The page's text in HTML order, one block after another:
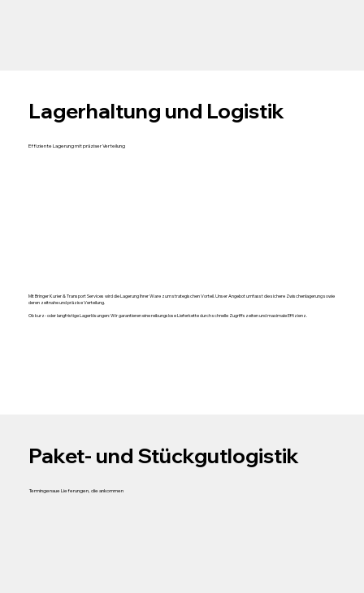
Lagerhaltung und Logistik
Effiziente Lagerung mit präziser Verteilung
Mit Bringer Kurier & Transport Services wird die Lagerung Ihrer Ware zum strategischen Vorteil. Unser Angebot umfasst die sichere Zwischenlagerung sowie
deren zeitnahe und präzise Verteilung.
Ob kurz- oder langfristige Lagerlösungen: Wir garantieren eine reibungslose Lieferkette durch schnelle Zugriffszeiten und maximale Effizienz.
Paket- und Stückgutlogistik
Termingenaue Lieferungen, die ankommen